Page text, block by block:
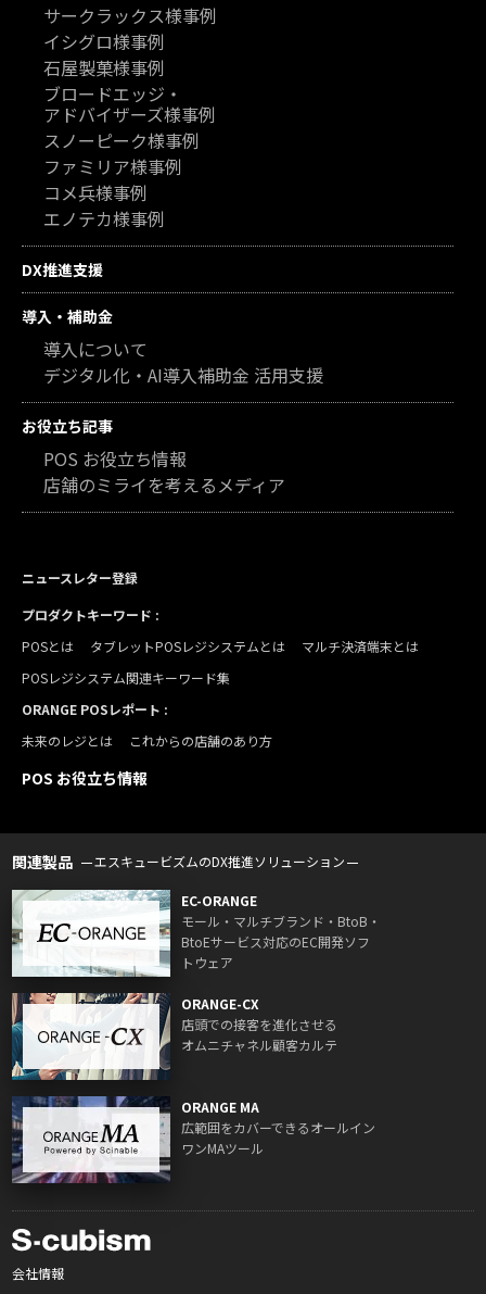
サークラックス様事例
イシグロ様事例
石屋製菓様事例
ブロードエッジ・
アドバイザーズ様事例
スノーピーク様事例
ファミリア様事例
コメ兵様事例
エノテカ様事例
DX推進支援
導入・補助金
導入について
デジタル化・AI導入補助金 活用支援
お役立ち記事
POS お役立ち情報
店舗のミライを考えるメディア
ニュースレター登録
プロダクトキーワード :
POSとは
タブレットPOSレジシステムとは
マルチ決済端末とは
POSレジシステム関連キーワード集
ORANGE POSレポート :
未来のレジとは
これからの店舗のあり方
POS お役立ち情報
関連製品 エスキュービズムのDX推進ソリューション
EC-ORANGE
モール・マルチブランド・BtoB・
BtoEサービス対応のEC開発ソフ
トウェア
ORANGE-CX
店頭での接客を進化させる
オムニチャネル顧客カルテ
ORANGE MA
広範囲をカバーできるオールイン
ワンMAツール
会社情報